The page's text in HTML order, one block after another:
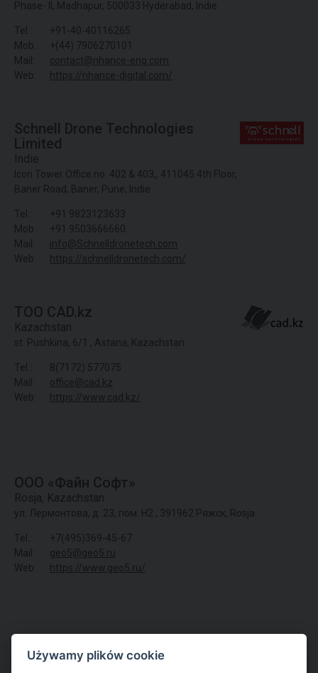
Phase- II, Madhapur, 500033 Hyderabad, Indie
Tel.:
+91-40-40116265
Mob.:
+(44) 7906270101
Mail:
contact@nhance-eng.com
Web:
https://nhance-digital.com/
Schnell Drone Technologies
Limited
Indie
Icon Tower Office no. 402 & 403,, 411045 4th Floor,
Baner Road, Baner, Pune, Indie
Tel.:
+91 9823123633
Mob.:
+91 9503666660
Mail:
info@Schnelldronetech.com
Web:
https://schnelldronetech.com/
TOO CAD.kz
Kazachstan
st. Pushkina, 6/1 , Astana, Kazachstan
Tel.:
8(7172) 577075
Mail:
office@cad.kz
Web:
https://www.cad.kz/
ООО «Файн Софт»
Rosja, Kazachstan
ул. Лермонтова, д. 23, пом. Н2 , 391962 Ряжск, Rosja
Tel.:
+7(495)369-45-67
Mail:
geo5@geo5.ru
Web:
https://www.geo5.ru/
Używamy plików cookie